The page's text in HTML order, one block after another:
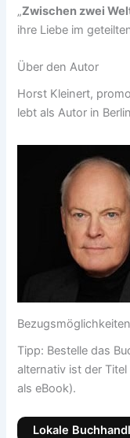
„Zwischen zwei
ihre Liebe im
Über den Autor
Horst Kleinert,
lebt als Autor in
Bezugsmöglichkeiten
Tipp: Bestelle das
alternativ ist der
als eBook).
Lokale